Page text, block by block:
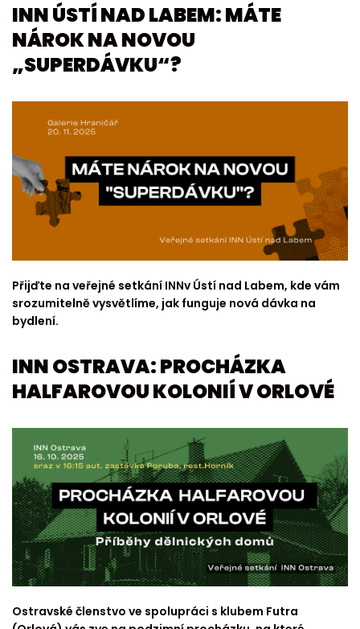
INN ÚSTÍ NAD LABEM: MÁTE
NÁROK NA NOVOU
„SUPERDÁVKU“?
Přijďte na veřejné setkání INNv Ústí nad Labem, kde vám
srozumitelně vysvětlíme, jak funguje nová dávka na
bydlení.
INN OSTRAVA: PROCHÁZKA
HALFAROVOU KOLONIÍ V ORLOVÉ
Ostravské členstvo ve spolupráci s klubem Futra